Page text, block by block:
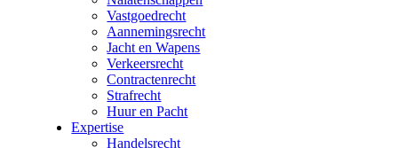
Vastgoedrecht
Aannemingsrecht
Jacht en Wapens
Verkeersrecht
Contractenrecht
Strafrecht
Huur en Pacht
Expertise
Handelsrecht